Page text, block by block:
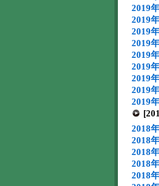
2019
2019
2019
2019
2019
2019
2019
2019
2019
2018
2018
2018
2018
2018